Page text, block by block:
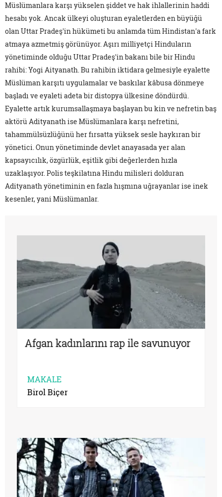
Müslümanlara karşı yükselen şiddet ve hak ihlallerinin haddi
hesabı yok. Ancak ülkeyi oluşturan eyaletlerden en büyüğü
olan Uttar Pradeş'in hükümeti bu anlamda tüm Hindistan'a fark
atmaya azmetmiş görünüyor. Aşırı milliyetçi Hinduların
yönetiminde olduğu Uttar Pradeş'in bakanı bile bir Hindu
rahibi: Yogi Aityanath. Bu rahibin iktidara gelmesiyle eyalette
Müslüman karşıtı uygulamalar ve baskılar kâbusa dönmeye
başladı ve eyaleti adeta bir distopya ülkesine döndürdü.
Eyalette artık kurumsallaşmaya başlayan bu kin ve nefretin baş
aktörü Adityanath ise Müslümanlara karşı nefretini,
tahammülsüzlüğünü her fırsatta yüksek sesle haykıran bir
yönetici. Onun yönetiminde devlet anayasada yer alan
kapsayıcılık, özgürlük, eşitlik gibi değerlerden hızla
uzaklaşıyor. Polis teşkilatına Hindu milisleri dolduran
Adityanath yönetiminin en fazla hışmına uğrayanlar ise inek
kesenler, yani Müslümanlar.
Afgan kadınlarını rap ile savunuyor
MAKALE
Birol Biçer